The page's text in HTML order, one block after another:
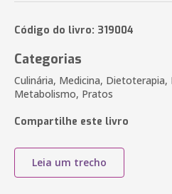
Código do livro: 319004
Categorias
Culinária, Medicina, Dietoterapia,
Metabolismo, Pratos
Compartilhe este livro
Leia um trecho